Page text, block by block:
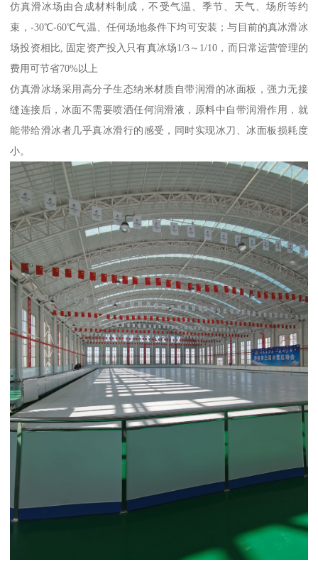
仿真滑冰场由合成材料制成，不受气温、季节、天气、场所等约
束，-30℃-60℃气温、任何场地条件下均可安装；与目前的真冰滑冰
场投资相比, 固定资产投入只有真冰场1/3～1/10，而日常运营管理的
费用可节省70%以上
仿真滑冰场采用高分子生态纳米材质自带润滑的冰面板，强力无接
缝连接后，冰面不需要喷洒任何润滑液，原料中自带润滑作用，就
能带给滑冰者几乎真冰滑行的感受，同时实现冰刀、冰面板损耗度
小。